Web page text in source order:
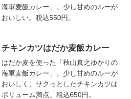
海軍麦飯カレー」。少し甘めのルーが
おいしい。税込550円。
チキンカツはだか麦飯カレー
はだか麦を使った「秋山真之ゆかりの
海軍麦飯カレー」。少し甘めのルーが
おいしく、サクっとしたチキンカツは
ボリューム満点。税込650円。